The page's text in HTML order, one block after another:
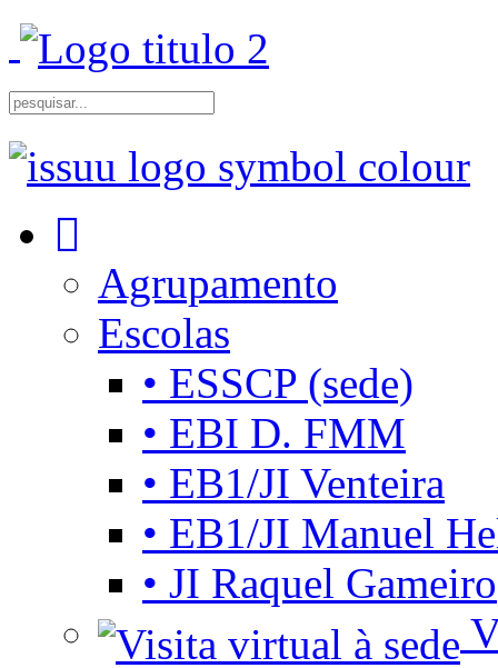
Agrupamento
Escolas
• ESSCP (sede)
• EBI D. FMM
• EB1/JI Venteira
• EB1/JI Manuel
• JI Raquel Gameiro